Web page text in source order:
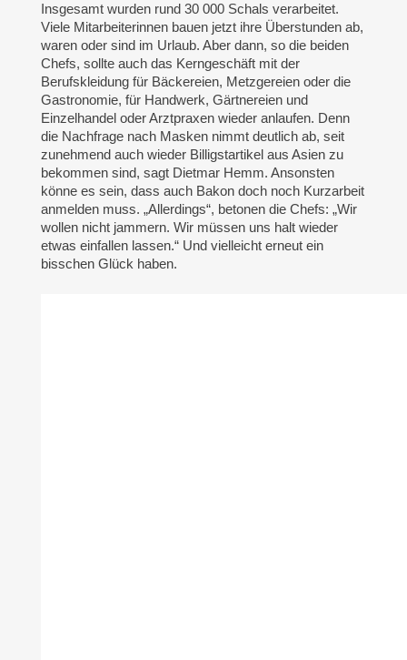
Insgesamt wurden rund 30 000 Schals verarbeitet.
Viele Mitarbeiterinnen bauen jetzt ihre Überstunden ab,
waren oder sind im Urlaub. Aber dann, so die beiden
Chefs, sollte auch das Kerngeschäft mit der
Berufskleidung für Bäckereien, Metzgereien oder die
Gastronomie, für Handwerk, Gärtnereien und
Einzelhandel oder Arztpraxen wieder anlaufen. Denn
die Nachfrage nach Masken nimmt deutlich ab, seit
zunehmend auch wieder Billigstartikel aus Asien zu
bekommen sind, sagt Dietmar Hemm. Ansonsten
könne es sein, dass auch Bakon doch noch Kurzarbeit
anmelden muss. „Allerdings“, betonen die Chefs: „Wir
wollen nicht jammern. Wir müssen uns halt wieder
etwas einfallen lassen.“ Und vielleicht erneut ein
bisschen Glück haben.